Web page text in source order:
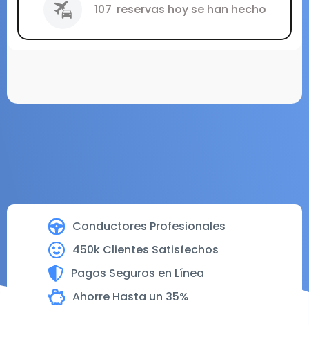
Conductores Profesionales
450k Clientes Satisfechos
Pagos Seguros en Línea
Ahorre Hasta un 35%
107 reservas hoy se han hecho